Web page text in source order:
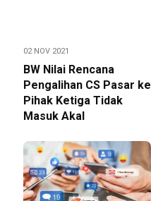
02 NOV 2021
BW Nilai Rencana
Pengalihan CS Pasar ke
Pihak Ketiga Tidak
Masuk Akal